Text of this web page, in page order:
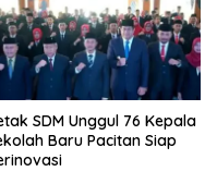
SDM Unggul 76 Kepala
Baru Pacitan Siap